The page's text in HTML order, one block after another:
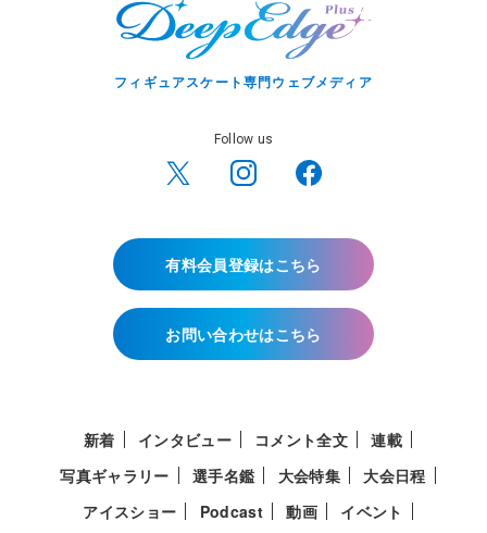
フィギュアスケート専門ウェブメディア
Follow us
有料会員登録はこちら
お問い合わせはこちら
新着 インタビュー コメント全文
連載
写真ギャラリー
選手名鑑 大会特集
大会日程
アイスショー
Podcast 動画 イベント